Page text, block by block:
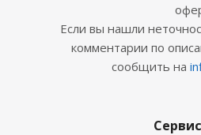
Если вы нашли
комментарии по
сообщить на
Сервис